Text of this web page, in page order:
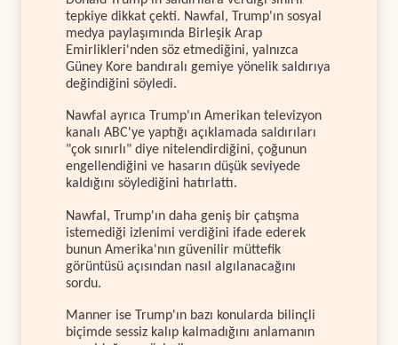
tepkiye dikkat çekti. Nawfal, Trump'ın sosyal
medya paylaşımında Birleşik Arap
Emirlikleri'nden söz etmediğini, yalnızca
Güney Kore bandıralı gemiye yönelik saldırıya
değindiğini söyledi.
Nawfal ayrıca Trump'ın Amerikan televizyon
kanalı ABC'ye yaptığı açıklamada saldırıları
"çok sınırlı" diye nitelendirdiğini, çoğunun
engellendiğini ve hasarın düşük seviyede
kaldığını söylediğini hatırlattı.
Nawfal, Trump'ın daha geniş bir çatışma
istemediği izlenimi verdiğini ifade ederek
bunun Amerika'nın güvenilir müttefik
görüntüsü açısından nasıl algılanacağını
sordu.
Manner ise Trump'ın bazı konularda bilinçli
biçimde sessiz kalıp kalmadığını anlamanın